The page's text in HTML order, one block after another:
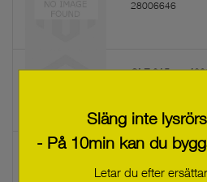
28006646
CLE 315mm
CLE 315mm
28006263
Släng inte
- På 10min kan du
Letar du efter